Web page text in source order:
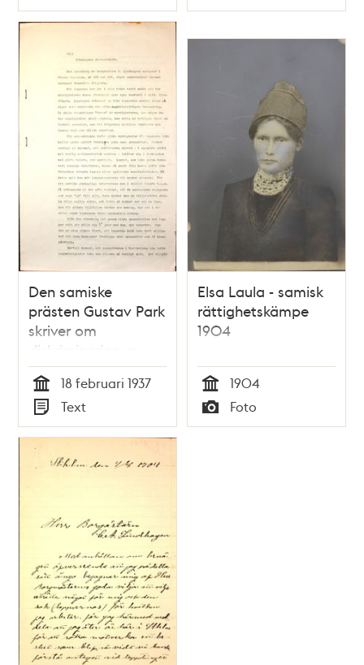
Typ Typ
Den samiske
prästen Gustav Park
skriver om
diskriminering av
samerna
Tid
18 februari 1937
Typ
Text
Elsa Laula - samisk
rättighetskämpe
1904
Tid
1904
Typ
Foto